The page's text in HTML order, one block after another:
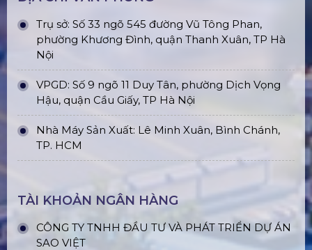
Trụ sở: Số 33 ngõ 545 đường Vũ Tông Phan,
phường Khương Đình, quận Thanh Xuân, TP Hà
Nội
VPGD: Số 9 ngõ 11 Duy Tân, phường Dịch Vọng
Hậu, quận Cầu Giấy, TP Hà Nội
Nhà Máy Sản Xuất: Lê Minh Xuân, Bình Chánh,
TP. HCM
TÀI KHOẢN NGÂN HÀNG
CÔNG TY TNHH ĐẦU TƯ VÀ PHÁT TRIỂN DỰ ÁN
SAO VIỆT